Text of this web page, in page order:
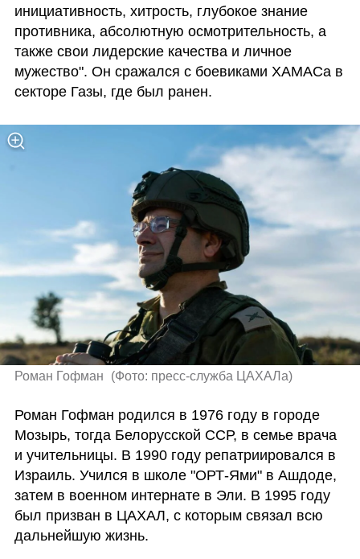
инициативность, хитрость, глубокое знание
противника, абсолютную осмотрительность, а
также свои лидерские качества и личное
мужество". Он сражался с боевиками ХАМАСа в
секторе Газы, где был ранен.
Роман Гофман (Фото: пресс-служба ЦАХАЛа)
Роман Гофман родился в 1976 году в городе
Мозырь, тогда Белорусской ССР, в семье врача
и учительницы. В 1990 году репатриировался в
Израиль. Учился в школе "ОРТ-Ями" в Ашдоде,
затем в военном интернате в Эли. В 1995 году
был призван в ЦАХАЛ, с которым связал всю
дальнейшую жизнь.